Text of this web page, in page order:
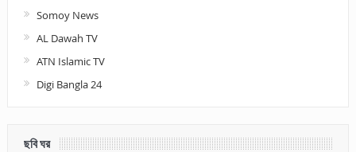
Somoy News
AL Dawah TV
ATN Islamic TV
Digi Bangla 24
ছবি ঘর